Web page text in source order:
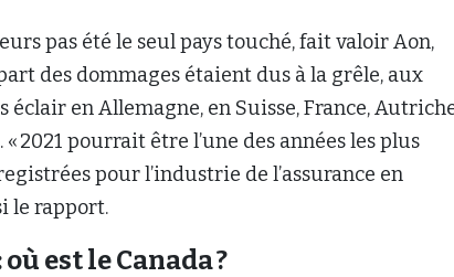
pas été le seul pays touché, fait valoir Aon,
des dommages étaient dus à la grêle, aux
éclair en Allemagne, en Suisse, France,
2021 pourrait être l’une des années les plus
pour l’industrie de l’assurance en
le rapport.
est le Canada ?